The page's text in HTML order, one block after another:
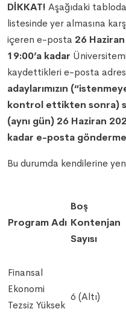
DİKKAT! Aşağıdaki
listesinde yer almasına
içeren e-posta 26
19:00’a kadar
kaydettikleri e-posta
adaylarımızın
kontrol ettikten sonra)
(aynı gün) 26 Haziran
kadar e-posta
Bu durumda kendilerine
Program Adı
Boş
Kontenjan
Sayısı
Finansal
Ekonomi
Tezsiz Yüksek
6 (Altı)